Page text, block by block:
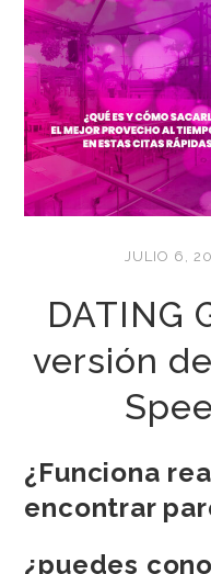
JULIO 6,
DATING
versión
¿Funciona
encontrar
¿puedes